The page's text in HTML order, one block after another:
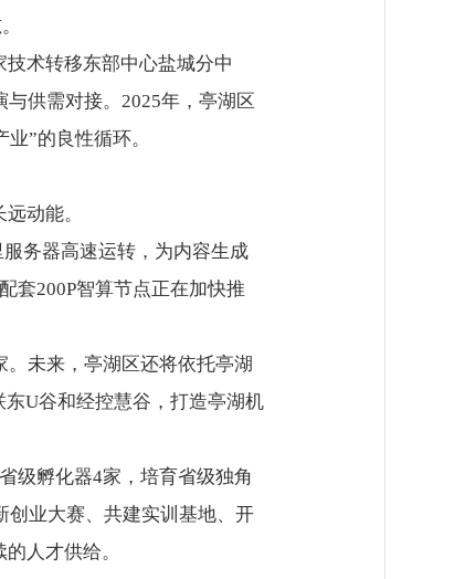
术转移东部中心盐城分中
供需对接。2025年，亭湖区
”的良性循环。
动能。
务器高速运转，为内容生成
套200P智算节点正在加快推
未来，亭湖区还将依托亭湖
U谷和经控慧谷，打造亭湖机
级孵化器4家，培育省级独角
创业大赛、共建实训基地、开
人才供给。